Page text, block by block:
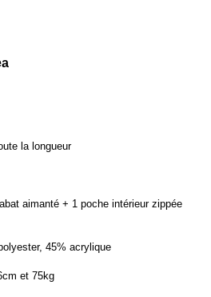
la longueur
aimanté + 1 poche intérieur zippée
45% acrylique
et 75kg